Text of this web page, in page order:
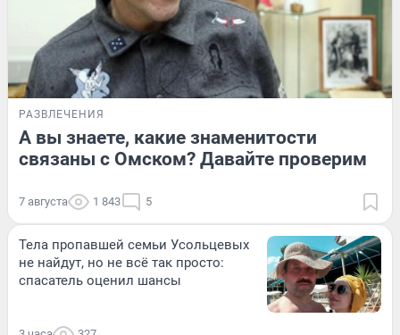
РАЗВЛЕЧЕНИЯ
А вы знаете, какие знаменитости
связаны с Омском? Давайте проверим
7 августа 1 843 5
Тела пропавшей семьи Усольцевых
не найдут, но не всё так просто:
спасатель оценил шансы